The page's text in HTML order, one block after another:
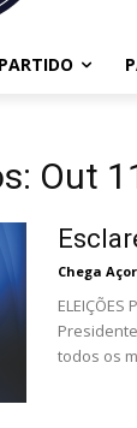
PARTIDO
Out
Chega
Presidente do Partido?
todos os